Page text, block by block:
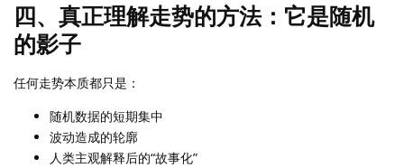
四、真正理解走势的方法： 它是随机
的影子
任何走势本质都只是：
随机数据的短期集中
波动造成的轮廓
人类主观解释后的“故事化”